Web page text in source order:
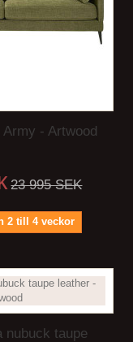
- Artwood
23 995 SEK
2 till 4 veckor
nubuck taupe